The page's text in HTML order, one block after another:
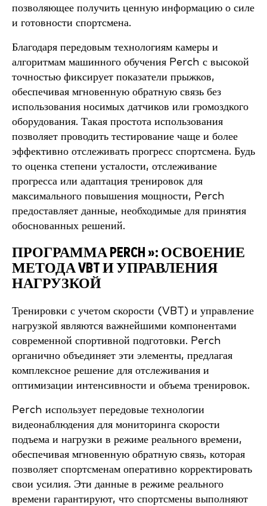
позволяющее получить ценную информацию о силе
и готовности спортсмена.
Благодаря передовым технологиям камеры и
алгоритмам машинного обучения Perch с высокой
точностью фиксирует показатели прыжков,
обеспечивая мгновенную обратную связь без
использования носимых датчиков или громоздкого
оборудования. Такая простота использования
позволяет проводить тестирование чаще и более
эффективно отслеживать прогресс спортсмена. Будь
то оценка степени усталости, отслеживание
прогресса или адаптация тренировок для
максимального повышения мощности, Perch
предоставляет данные, необходимые для принятия
обоснованных решений.
ПРОГРАММА PERCH »: ОСВОЕНИЕ
МЕТОДА VBT И УПРАВЛЕНИЯ
НАГРУЗКОЙ
Тренировки с учетом скорости (VBT) и управление
нагрузкой являются важнейшими компонентами
современной спортивной подготовки. Perch
органично объединяет эти элементы, предлагая
комплексное решение для отслеживания и
оптимизации интенсивности и объема тренировок.
Perch использует передовые технологии
видеонаблюдения для мониторинга скорости
подъема и нагрузки в режиме реального времени,
обеспечивая мгновенную обратную связь, которая
позволяет спортсменам оперативно корректировать
свои усилия. Эти данные в режиме реального
времени гарантируют, что спортсмены выполняют